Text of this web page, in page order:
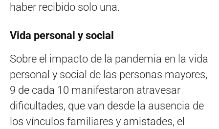
haber recibido solo una.
Vida personal y social
Sobre el impacto de la pandemia en la vida
personal y social de las personas mayores,
9 de cada 10 manifestaron atravesar
dificultades, que van desde la ausencia de
los vínculos familiares y amistades, el